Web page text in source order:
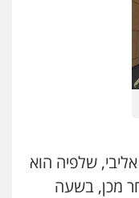
שלפיה הוא
השעה 15:00 ולאחר מכן, בשעה